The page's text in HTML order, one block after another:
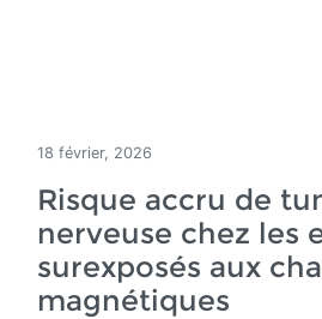
18 février, 2026
Risque accru de
nerveuse chez les
surexposés aux
magnétiques